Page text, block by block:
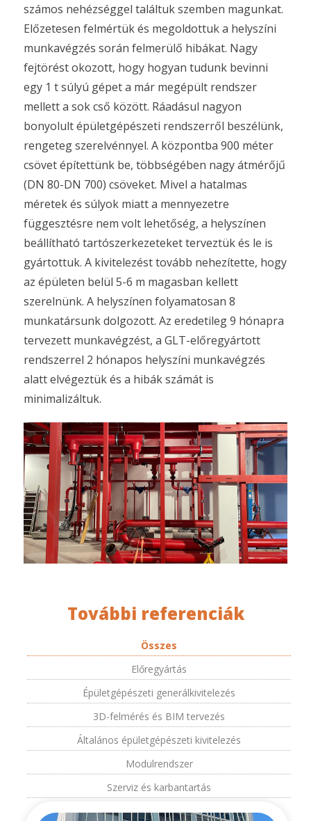
számos nehézséggel találtuk szemben magunkat.
Előzetesen felmértük és megoldottuk a helyszíni
munkavégzés során felmerülő hibákat. Nagy
fejtörést okozott, hogy hogyan tudunk bevinni
egy 1 t súlyú gépet a már megépült rendszer
mellett a sok cső között. Ráadásul nagyon
bonyolult épületgépészeti rendszerről beszélünk,
rengeteg szerelvénnyel. A központba 900 méter
csövet építettünk be, többségében nagy átmérőjű
(DN 80-DN 700) csöveket. Mivel a hatalmas
méretek és súlyok miatt a mennyezetre
függesztésre nem volt lehetőség, a helyszínen
beállítható tartószerkezeteket terveztük és le is
gyártottuk. A kivitelezést tovább nehezítette, hogy
az épületen belül 5-6 m magasban kellett
szerelnünk. A helyszínen folyamatosan 8
munkatársunk dolgozott. Az eredetileg 9 hónapra
tervezett munkavégzést, a GLT-előregyártott
rendszerrel 2 hónapos helyszíni munkavégzés
alatt elvégeztük és a hibák számát is
minimalizáltuk.
További referenciák
Összes
Előregyártás
Épületgépészeti generálkivitelezés
3D-felmérés és BIM tervezés
Általános épületgépészeti kivitelezés
Modulrendszer
Szerviz és karbantartás